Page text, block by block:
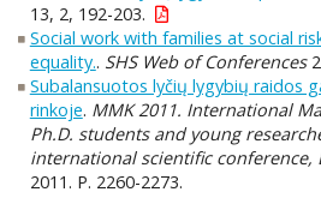
13, 2, 192-203.
Social work with families at social
equality.. SHS Web of Conferences
Subalansuotos lyčių lygybių raidos
rinkoje. MMK 2011. International
Ph.D. students and young
international scientific conference,
2011. P. 2260-2273.